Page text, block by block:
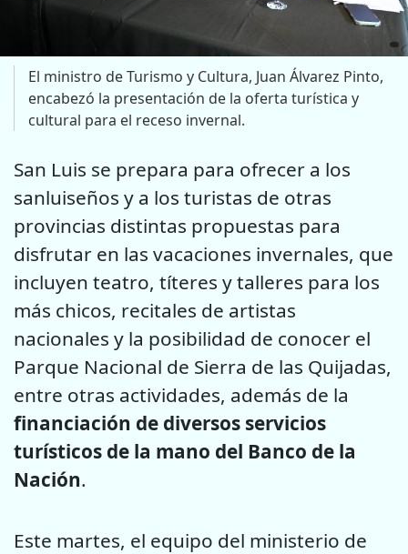
El ministro de Turismo y Cultura, Juan Álvarez Pinto,
encabezó la presentación de la oferta turística y
cultural para el receso invernal.
San Luis se prepara para ofrecer a los
sanluiseños y a los turistas de otras
provincias distintas propuestas para
disfrutar en las vacaciones invernales, que
incluyen teatro, títeres y talleres para los
más chicos, recitales de artistas
nacionales y la posibilidad de conocer el
Parque Nacional de Sierra de las Quijadas,
entre otras actividades, además de la
financiación de diversos servicios
turísticos de la mano del Banco de la
Nación.
Este martes, el equipo del ministerio de